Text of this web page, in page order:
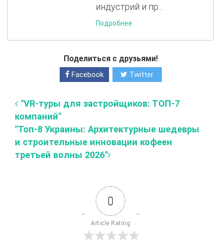
индустрий и пр...
Подробнее
Поделиться с друзьями!
Facebook Twitter
"VR-туры для застройщиков: ТОП-7
компаний"
"Топ-8 Украины: Архитектурные шедевры
и строительные инновации кофеен
третьей волны 2026"
0
Article Rating